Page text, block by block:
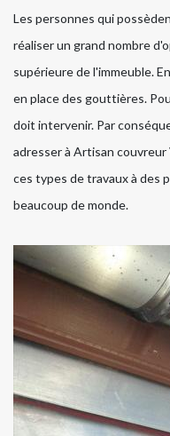
Les personnes qui
réaliser un grand nombre
supérieure de l'immeuble.
en place des gouttières.
doit intervenir. Par
adresser à Artisan
ces types de travaux à des
beaucoup de monde.